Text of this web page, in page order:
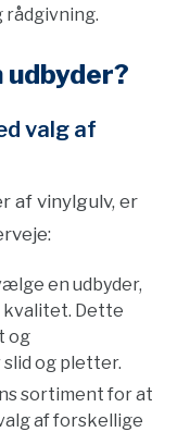
rådgivning.
valg af
af vinylgulv, er
en udbyder,
kvalitet. Dette
og
og pletter.
sortiment for at
af forskellige